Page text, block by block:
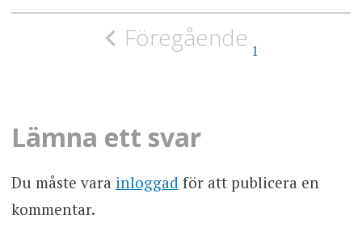
Inläggsnavigering
Föregående 1
Lämna ett svar
Du måste vara inloggad för att publicera en
kommentar.